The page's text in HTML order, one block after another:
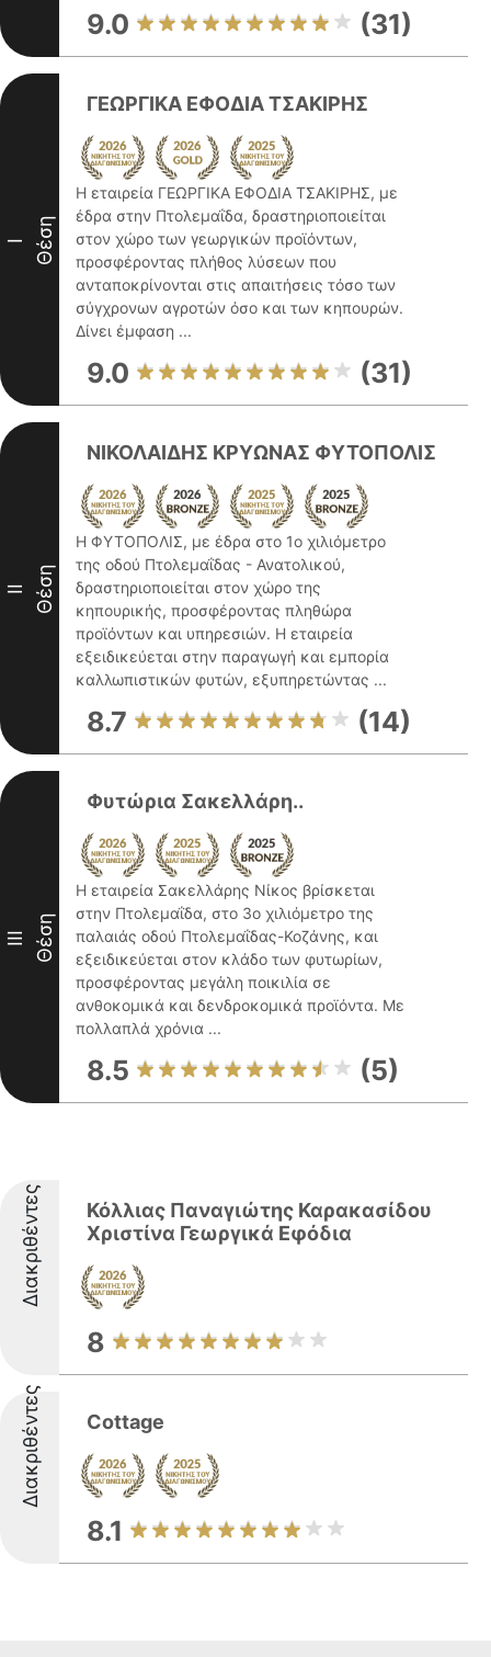
9.0 (31)
I Θέση
ΓΕΩΡΓΙΚΑ ΕΦΟΔΙΑ ΤΣΑΚΙΡΗΣ
Η εταιρεία ΓΕΩΡΓΙΚΑ ΕΦΟΔΙΑ ΤΣΑΚΙΡΗΣ, με
έδρα στην Πτολεμαΐδα, δραστηριοποιείται
στον χώρο των γεωργικών προϊόντων,
προσφέροντας πλήθος λύσεων που
ανταποκρίνονται στις απαιτήσεις τόσο των
σύγχρονων αγροτών όσο και των κηπουρών.
Δίνει έμφαση ...
9.0 (31)
II Θέση
ΝΙΚΟΛΑΙΔΗΣ ΚΡΥΩΝΑΣ ΦΥΤΟΠΟΛΙΣ
Η ΦΥΤΟΠΟΛΙΣ, με έδρα στο 1ο χιλιόμετρο
της οδού Πτολεμαΐδας - Ανατολικού,
δραστηριοποιείται στον χώρο της
κηπουρικής, προσφέροντας πληθώρα
προϊόντων και υπηρεσιών. Η εταιρεία
εξειδικεύεται στην παραγωγή και εμπορία
καλλωπιστικών φυτών, εξυπηρετώντας ...
8.7 (14)
III Θέση
Φυτώρια Σακελλάρη..
Η εταιρεία Σακελλάρης Νίκος βρίσκεται
στην Πτολεμαΐδα, στο 3ο χιλιόμετρο της
παλαιάς οδού Πτολεμαΐδας-Κοζάνης, και
εξειδικεύεται στον κλάδο των φυτωρίων,
προσφέροντας μεγάλη ποικιλία σε
ανθοκομικά και δενδροκομικά προϊόντα. Με
πολλαπλά χρόνια ...
8.5 (5)
Διακριθέντες
Κόλλιας Παναγιώτης Καρακασίδου
Χριστίνα Γεωργικά Εφόδια
8
Διακριθέντες Cottage
8.1